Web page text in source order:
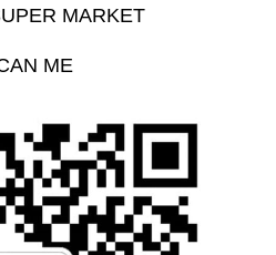
MARKET
ME